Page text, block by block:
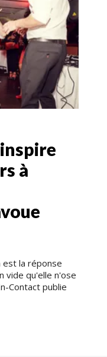
à
la réponse
vide qu'elle n'ose
Contact publie